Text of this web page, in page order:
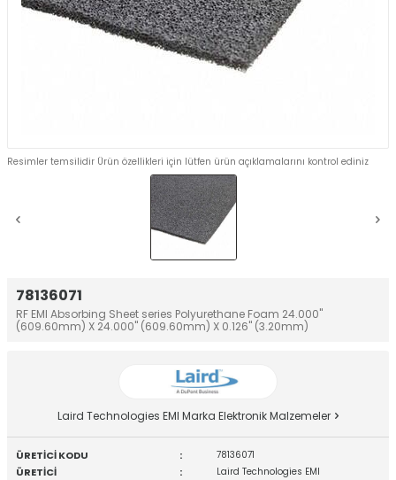
78136071
RF EMI Absorbing Sheet series Polyurethane Foam 24.000"
(609.60mm) X 24.000" (609.60mm) X 0.126" (3.20mm)
Resimler temsilidir Ürün özellikleri için lütfen ürün açıklamalarını kontrol ediniz
Laird Technologies EMI Marka Elektronik Malzemeler
ÜRETİCİ KODU : 78136071
ÜRETİCİ : Laird Technologies EMI